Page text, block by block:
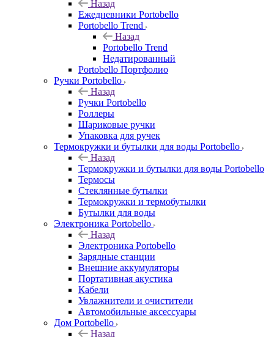
Назад
Ежедневники Portobello
Portobello Trend
Назад
Portobello Trend
Недатированный
Portobello Портфолио
Ручки Portobello
Назад
Ручки Portobello
Роллеры
Шариковые ручки
Упаковка для ручек
Термокружки и бутылки для воды Portobello
Назад
Термокружки и бутылки для воды Portobello
Термосы
Стеклянные бутылки
Термокружки и термобутылки
Бутылки для воды
Электроника Portobello
Назад
Электроника Portobello
Зарядные станции
Внешние аккумуляторы
Портативная акустика
Кабели
Увлажнители и очистители
Автомобильные аксессуары
Дом Portobello
Назад